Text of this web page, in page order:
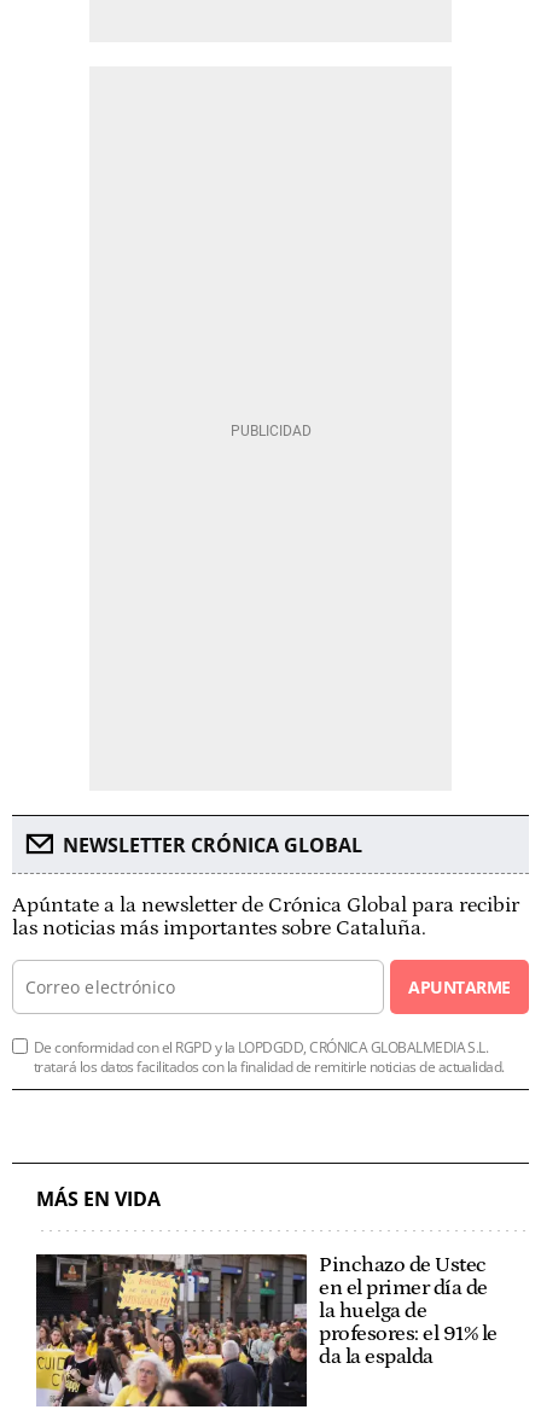
NEWSLETTER CRÓNICA GLOBAL
Apúntate a la newsletter de Crónica Global para recibir
las noticias más importantes sobre Cataluña.
APUNTARME
De conformidad con el RGPD y la LOPDGDD, CRÓNICA GLOBALMEDIA S.L.
tratará los datos facilitados con la finalidad de remitirle noticias de actualidad.
MÁS EN VIDA
Pinchazo de Ustec
en el primer día de
la huelga de
profesores: el 91% le
da la espalda